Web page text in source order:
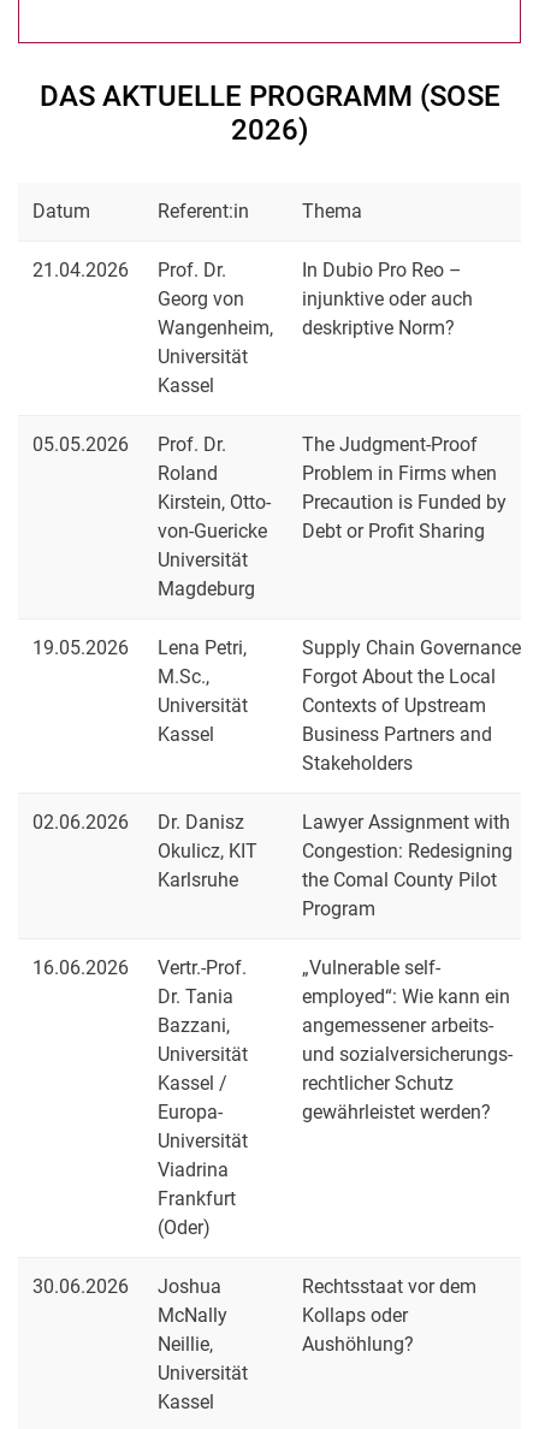
DAS AKTUELLE PROGRAMM (SOSE
2026)
Datum Referent:in Thema
21.04.2026
Prof. Dr.
Georg von
Wangenheim,
Universität
Kassel
In Dubio Pro Reo –
injunktive oder auch
deskriptive Norm?
05.05.2026
Prof. Dr.
Roland
Kirstein, Otto-
von-Guericke
Universität
Magdeburg
The Judgment-Proof
Problem in Firms when
Precaution is Funded by
Debt or Profit Sharing
19.05.2026
Lena Petri,
M.Sc.,
Universität
Kassel
Supply Chain Governance
Forgot About the Local
Contexts of Upstream
Business Partners and
Stakeholders
02.06.2026
Dr. Danisz
Okulicz, KIT
Karlsruhe
Lawyer Assignment with
Congestion: Redesigning
the Comal County Pilot
Program
16.06.2026
Vertr.-Prof.
Dr. Tania
Bazzani,
Universität
Kassel /
Europa-
Universität
Viadrina
Frankfurt
(Oder)
„Vulnerable self-
employed“: Wie kann ein
angemessener arbeits-
und sozialversicherungs-
rechtlicher Schutz
gewährleistet werden?
30.06.2026
Joshua
McNally
Neillie,
Universität
Kassel
Rechtsstaat vor dem
Kollaps oder
Aushöhlung?